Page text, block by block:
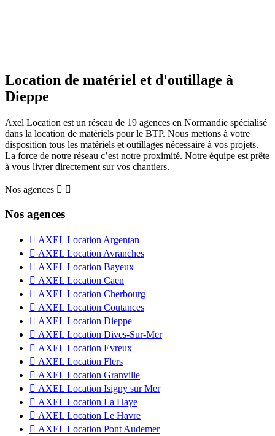
Location de matériel et d'outillage à
Dieppe
Axel Location est un réseau de 19 agences en Normandie spécialisé
dans la location de matériels pour le BTP. Nous mettons à votre
disposition tous les matériels et outillages nécessaire à vos projets.
La force de notre réseau c’est notre proximité. Notre équipe est prête
à vous livrer directement sur vos chantiers.
Nos agences  
Nos agences
 AXEL Location Argentan
 AXEL Location Avranches
 AXEL Location Bayeux
 AXEL Location Caen
 AXEL Location Cherbourg
 AXEL Location Coutances
 AXEL Location Dieppe
 AXEL Location Dives-Sur-Mer
 AXEL Location Evreux
 AXEL Location Flers
 AXEL Location Granville
 AXEL Location Isigny sur Mer
 AXEL Location La Haye
 AXEL Location Le Havre
 AXEL Location Pont Audemer